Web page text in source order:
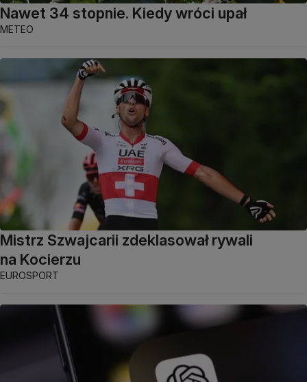
Nawet 34 stopnie. Kiedy wróci upał
METEO
Mistrz Szwajcarii zdeklasował rywali
na Kocierzu
EUROSPORT